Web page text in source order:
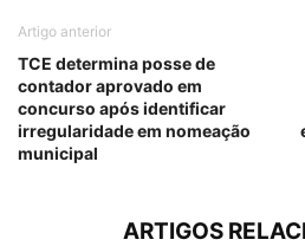
Artigo anterior
TCE determina posse de
contador aprovado em
concurso após identificar
irregularidade em nomeação
municipal
ARTIGOS